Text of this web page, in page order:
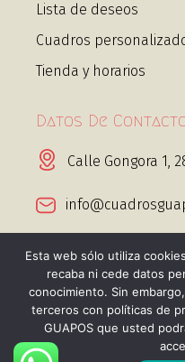
Lista de deseos
Cuadros
Tienda y horarios
Datos De
Calle Gongora 1,
+34 656 443 995
@2025 Cuadros
Esta web sólo utiliza
recaba ni cede datos
conocimiento. Sin
terceros con políticas de
GUAPOS que usted